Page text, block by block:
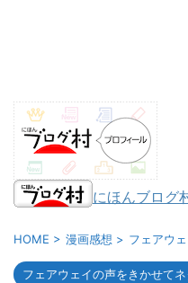
にほんブログ
HOME > 漫画感想 > フェアウ
フェアウェイの声をきかせて